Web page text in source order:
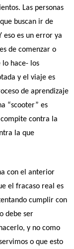
Las personas
buscan ir de
eso es un error ya
de comenzar o
hace- los
y el viaje es
de aprendizaje
“scooter” es
contra la
la que
con el anterior
el fracaso real es
cumplir con
debe ser
y no como
o que esto